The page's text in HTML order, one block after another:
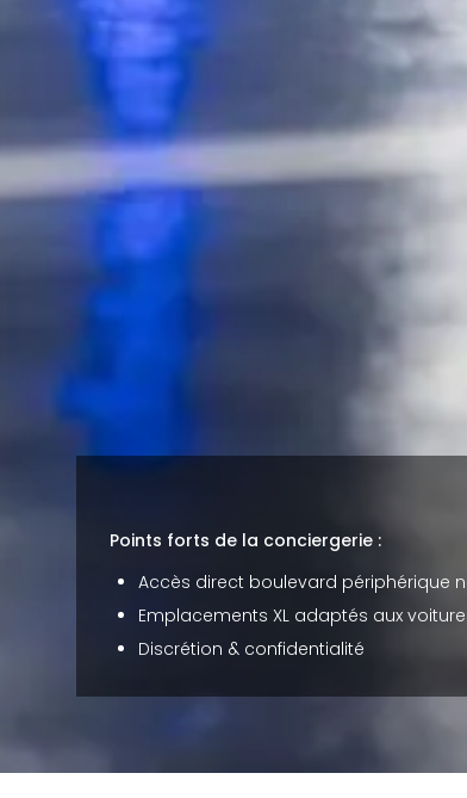
Points forts de la conciergerie :
Accès direct boulevard périphérique
Emplacements XL adaptés aux
Discrétion & confidentialité